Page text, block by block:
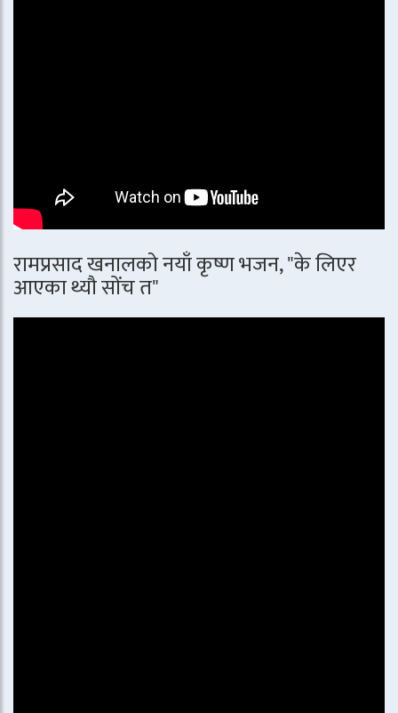
रामप्रसाद खनालको नयाँ कृष्ण भजन, "के लिएर
आएका थ्यौ सोंच त"